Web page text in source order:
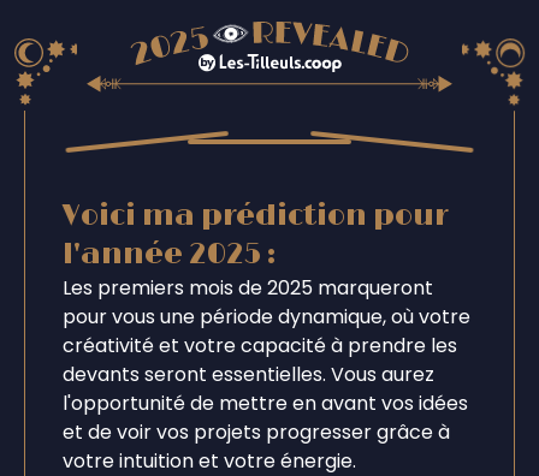
Voici ma prédiction pour
l'année 2025 :
Les premiers mois de 2025 marqueront
pour vous une période dynamique, où votre
créativité et votre capacité à prendre les
devants seront essentielles. Vous aurez
l'opportunité de mettre en avant vos idées
et de voir vos projets progresser grâce à
votre intuition et votre énergie.